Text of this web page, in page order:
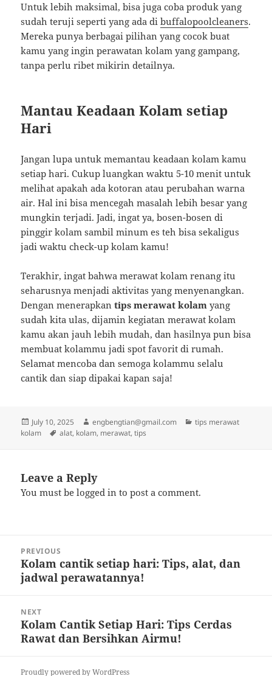
Untuk lebih maksimal, bisa juga coba produk yang
sudah teruji seperti yang ada dibuffalopoolcleaners.
Mereka punya berbagai pilihan yang cocok buat
kamu yang ingin perawatan kolam yang gampang,
tanpa perlu ribet mikirin detailnya.
Mantau Keadaan Kolam setiap
Hari
Jangan lupa untuk memantau keadaan kolam kamu
setiap hari. Cukup luangkan waktu 5-10 menit untuk
melihat apakah ada kotoran atau perubahan warna
air. Hal ini bisa mencegah masalah lebih besar yang
mungkin terjadi. Jadi, ingat ya, bosen-bosen di
pinggir kolam sambil minum es teh bisa sekaligus
jadi waktu check-up kolam kamu!
Terakhir, ingat bahwa merawat kolam renang itu
seharusnya menjadi aktivitas yang menyenangkan.
Dengan menerapkantips merawat kolam yang
sudah kita ulas, dijamin kegiatan merawat kolam
kamu akan jauh lebih mudah, dan hasilnya pun bisa
membuat kolammu jadi spot favorit di rumah.
Selamat mencoba dan semoga kolammu selalu
cantik dan siap dipakai kapan saja!
Posted
on
July 10, 2025 Author
engbengtian@gmail.com Categories
tips merawat
kolam
Tags
alat, kolam, merawat,tips
Leave a Reply
You must belogged in to post a comment.
navigation
PREVIOUS
Previous
post:
Kolam cantik setiap hari: Tips, alat, dan
jadwal perawatannya!
NEXT
Next
post:
Kolam Cantik Setiap Hari: Tips Cerdas
Rawat dan Bersihkan Airmu!
Proudly powered by WordPress